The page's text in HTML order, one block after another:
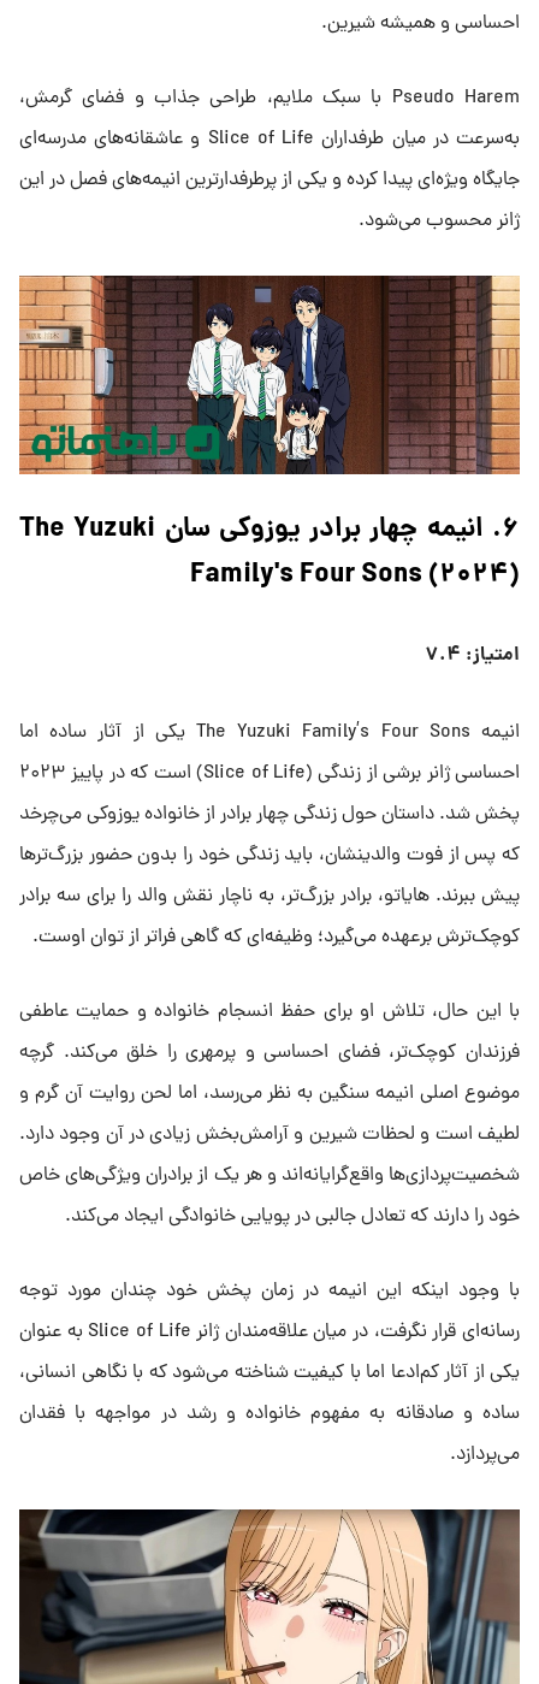
احساسی و همیشه شیرین.
Pseudo Harem با سبک ملایم، طراحی جذاب و فضای گرمش،
به‌سرعت در میان طرفداران Slice of Life و عاشقانه‌های مدرسه‌ای
جایگاه ویژه‌ای پیدا کرده و یکی از پرطرفدارترین انیمه‌های فصل در این
ژانر محسوب می‌شود.
۶. انیمه چهار برادر یوزوکی سان The Yuzuki
Family's Four Sons (۲۰۲۴)
امتیاز: ۷.۴
انیمه The Yuzuki Family’s Four Sons یکی از آثار ساده اما
احساسی ژانر برشی از زندگی (Slice of Life) است که در پاییز ۲۰۲۳
پخش شد. داستان حول زندگی چهار برادر از خانواده یوزوکی می‌چرخد
که پس از فوت والدینشان، باید زندگی خود را بدون حضور بزرگ‌ترها
پیش ببرند. هایاتو، برادر بزرگ‌تر، به ناچار نقش والد را برای سه برادر
کوچک‌ترش برعهده می‌گیرد؛ وظیفه‌ای که گاهی فراتر از توان اوست.
با این حال، تلاش او برای حفظ انسجام خانواده و حمایت عاطفی
فرزندان کوچک‌تر، فضای احساسی و پرمهری را خلق می‌کند. گرچه
موضوع اصلی انیمه سنگین به نظر می‌رسد، اما لحن روایت آن گرم و
لطیف است و لحظات شیرین و آرامش‌بخش زیادی در آن وجود دارد.
شخصیت‌پردازی‌ها واقع‌گرایانه‌اند و هر یک از برادران ویژگی‌های خاص
خود را دارند که تعادل جالبی در پویایی خانوادگی ایجاد می‌کند.
با وجود اینکه این انیمه در زمان پخش خود چندان مورد توجه
رسانه‌ای قرار نگرفت، در میان علاقه‌مندان ژانر Slice of Life به عنوان
یکی از آثار کم‌ادعا اما با کیفیت شناخته می‌شود که با نگاهی انسانی،
ساده و صادقانه به مفهوم خانواده و رشد در مواجهه با فقدان
می‌پردازد.